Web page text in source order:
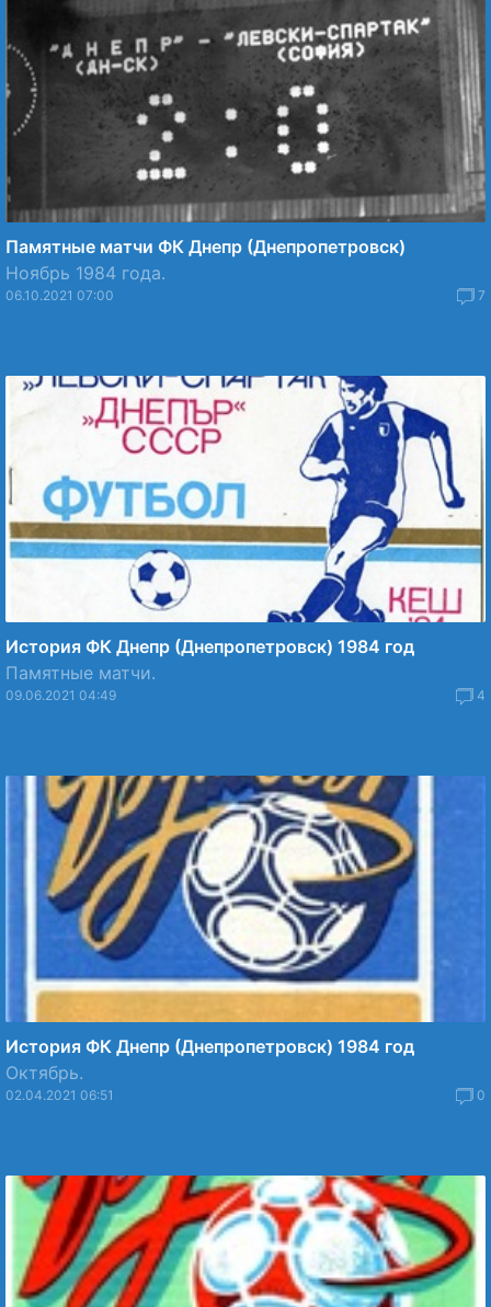
Памятные матчи ФК Днепр (Днепропетровск)
Ноябрь 1984 года.
06.10.2021 07:00 7
История ФК Днепр (Днепропетровск) 1984 год
Памятные матчи.
09.06.2021 04:49 4
История ФК Днепр (Днепропетровск) 1984 год
Октябрь.
02.04.2021 06:51 0